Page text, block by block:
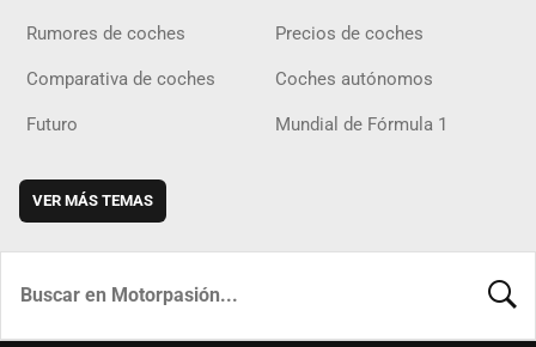
Rumores de coches Precios de coches
Comparativa de coches Coches autónomos
Futuro Mundial de Fórmula 1
VER MÁS TEMAS